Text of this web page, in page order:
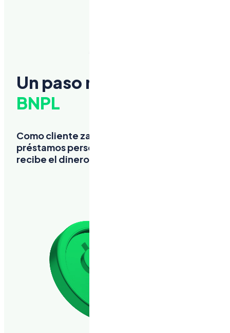
Un paso más allá de tu
BNPL
Como cliente zazpay cumplido, tienes acceso
préstamos personales en efectivo. ¡Solicita y
recibe el dinero para tus metas!